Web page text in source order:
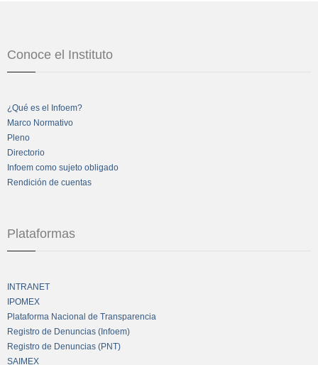
Conoce el Instituto
¿Qué es el Infoem?
Marco Normativo
Pleno
Directorio
Infoem como sujeto obligado
Rendición de cuentas
Plataformas
INTRANET
IPOMEX
Plataforma Nacional de Transparencia
Registro de Denuncias (Infoem)
Registro de Denuncias (PNT)
SAIMEX